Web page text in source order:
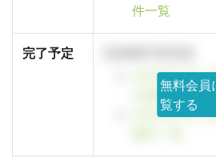
件一覧
完了予定
2026年7月に
の物件一覧
2026年7月に
無料会員
覧する